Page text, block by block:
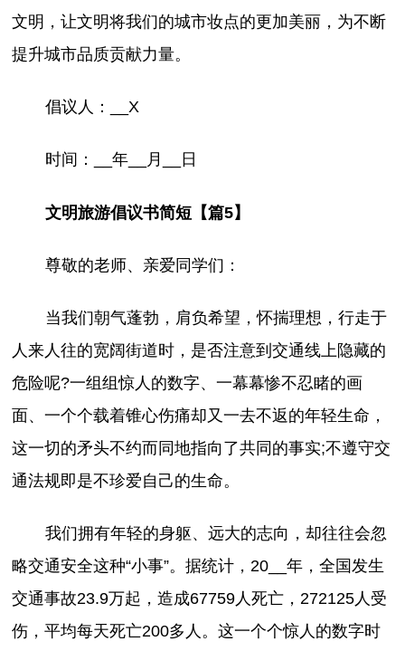
文明，让文明将我们的城市妆点的更加美丽，为不断
提升城市品质贡献力量。
倡议人：__X
时间：__年__月__日
文明旅游倡议书简短【篇5】
尊敬的老师、亲爱同学们：
当我们朝气蓬勃，肩负希望，怀揣理想，行走于
人来人往的宽阔街道时，是否注意到交通线上隐藏的
危险呢?一组组惊人的数字、一幕幕惨不忍睹的画
面、一个个载着锥心伤痛却又一去不返的年轻生命，
这一切的矛头不约而同地指向了共同的事实;不遵守交
通法规即是不珍爱自己的生命。
我们拥有年轻的身躯、远大的志向，却往往会忽
略交通安全这种“小事”。据统计，20__年，全国发生
交通事故23.9万起，造成67759人死亡，272125人受
伤，平均每天死亡200多人。这一个个惊人的数字时